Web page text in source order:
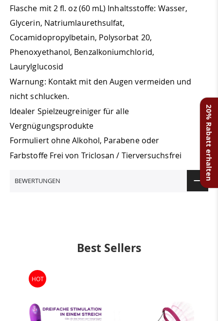
20% Rabatt erhalten
Flasche mit 2 fl. oz (60 mL) Inhaltsstoffe: Wasser,
Glycerin, Natriumlaurethsulfat,
Cocamidopropylbetain, Polysorbat 20,
Phenoxyethanol, Benzalkoniumchlorid,
Laurylglucosid
Warnung: Kontakt mit den Augen vermeiden und
nicht schlucken.
Idealer Spielzeugreiniger für alle
Vergnügungsprodukte
Formuliert ohne Alkohol, Parabene oder
Farbstoffe Frei von Triclosan / Tierversuchsfrei
BEWERTUNGEN
Best Sellers
HOT